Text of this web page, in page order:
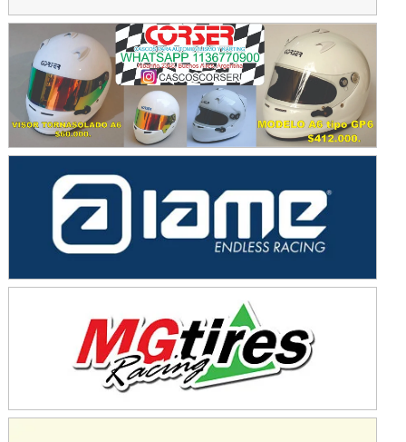
KDO - F6
Ciudad de Trenque Lauquen (Asfalto)
Trenque Lauquen (Buenos Aires)
ENTRERRIANO - F6 (POSTERGADA)
Parque de la Velocidad (Asfalto)
Villaguay (Entre Ríos)
VICTORIENSE - F7
El Cerro (Tierra)
Victoria (Entre Ríos)
PATAGONICO - F6
Moto Club Reginense (Tierra)
Humboldt (Santa Fe)
NORESTE SANTAFESINO - F6
Ciudad de Avellaneda (Asfalto)